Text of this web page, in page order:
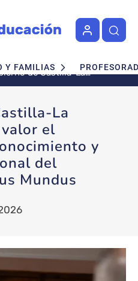
Y FAMILIAS
de Castilla-La
pone en valor el
internacional del
Erasmus Mundus
La
el
y
del
Mundus